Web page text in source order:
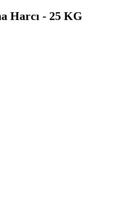
Harcı - 25 KG